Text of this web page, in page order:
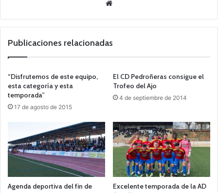
we
Publicaciones relacionadas
“Disfrutemos de este equipo,
esta categoría y esta
temporada”
17 de agosto de 2015
El CD Pedroñeras consigue el
Trofeo del Ajo
4 de septiembre de 2014
Agenda deportiva del fin de
Excelente temporada de la AD